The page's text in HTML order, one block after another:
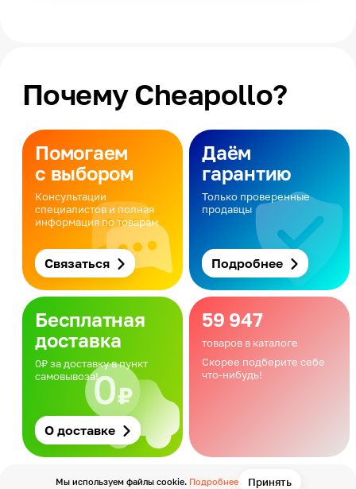
Почему Cheapollo?
Помогаем
с выбором
Консультации
специалистов и полная
информация по товарам
Связаться
Даём
гарантию
Только проверенные
продавцы
Подробнее
Бесплатная
доставка
0₽ за доставку в пункт
самовывоза!
О доставке
59 947
товаров в каталоге
Скорее подберите себе
что-нибудь!
Мы используем файлы cookie. Подробнее Принять